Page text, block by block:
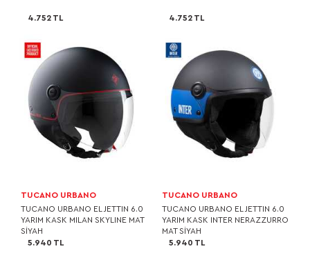
4.752 TL 4.752 TL
TUCANO URBANO
TUCANO URBANO EL JETTIN 6.0
YARIM KASK MILAN SKYLINE MAT
SİYAH
5.940 TL
TUCANO URBANO
TUCANO URBANO EL JETTIN 6.0
YARIM KASK INTER NERAZZURRO
MAT SİYAH
5.940 TL